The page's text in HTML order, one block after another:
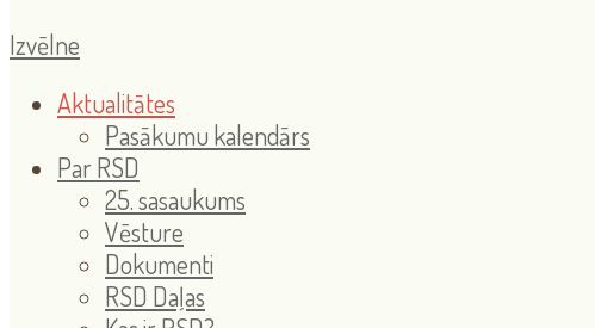
Izvēlne
Aktualitātes
Pasākumu kalendārs
Par RSD
25. sasaukums
Vēsture
Dokumenti
RSD Daļas